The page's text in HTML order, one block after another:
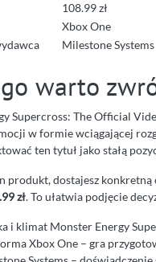
108.99 zł
Xbox One
Milestone Systems
warto
Supercross: The Official
w formie wciągającej
ten tytuł jako stałą
produkt, dostajesz konkretną
zł. To ułatwia podjęcie
i klimat Monster Energy
Xbox One – gra